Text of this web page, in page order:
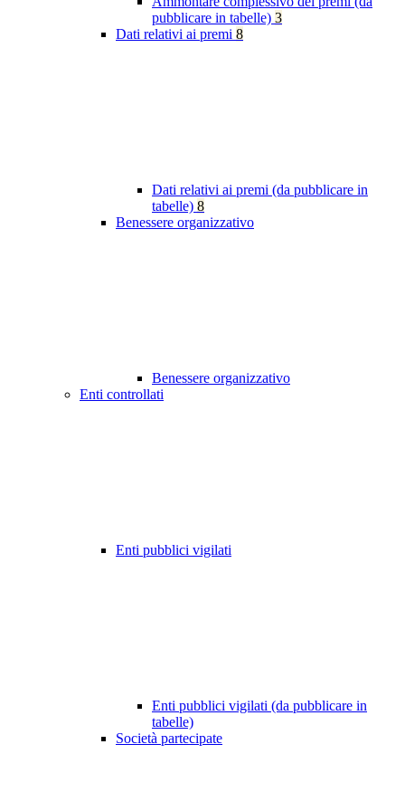
pubblicare in tabelle) 3
Dati relativi ai premi 8
Dati relativi ai premi (da pubblicare in
tabelle) 8
Benessere organizzativo
Benessere organizzativo
Enti controllati
Enti pubblici vigilati
Enti pubblici vigilati (da pubblicare in
tabelle)
Società partecipate